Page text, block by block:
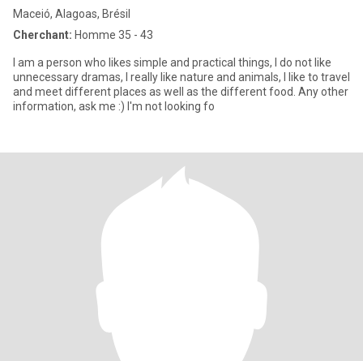
Maceió, Alagoas, Brésil
Cherchant: Homme 35 - 43
I am a person who likes simple and practical things, I do not like
unnecessary dramas, I really like nature and animals, I like to travel
and meet different places as well as the different food. Any other
information, ask me :) I'm not looking fo